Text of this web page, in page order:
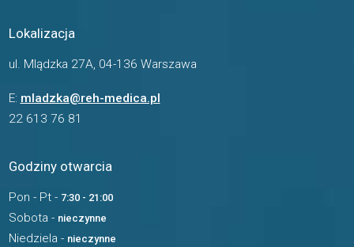
Lokalizacja
ul. Mlądzka 27A, 04-136 Warszawa
E: mladzka@reh-medica.pl
22 613 76 81
Godziny otwarcia
Pon - Pt - 7:30 - 21:00
Sobota - nieczynne
Niedziela - nieczynne